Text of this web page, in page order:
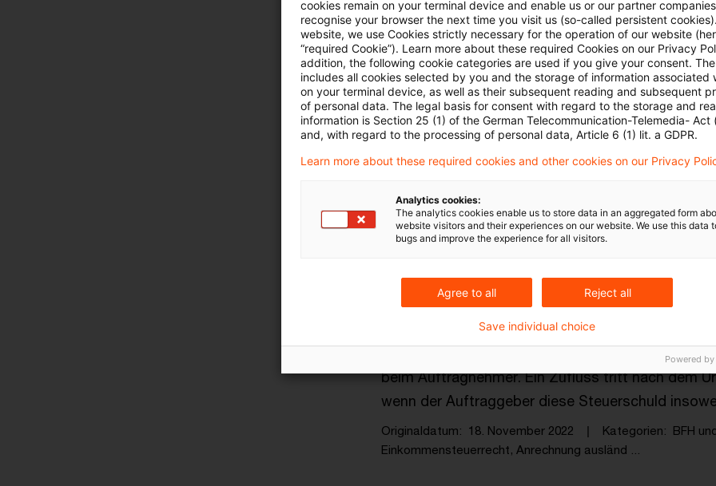
Update: Kein
Über das Ausland abgewickelte Goldgeschäfte
Einkünften führen und dem negativen
Finanzgericht Baden-Württemberg entschieden.
BFH und
Einkommensteuerrecht, Doppelbesteuerungs ...
Zufluss ausländischer Honorare
Der Einbehalt eines Teils des Honorars seitens
Quellensteuerschuld des Auftragnehmers führt
Überschussrechnung (noch) nicht zu einem
beim Auftragnehmer. Ein Zufluss tritt nach dem
wenn der Auftraggeber diese Steuerschuld
Originaldatum 18. November 2022 Kategorien BFH
Einkommensteuerrecht, Anrechnung ausländ ...
cookies remain on your terminal device and enable us or our partner
recognise your browser the next time you visit us (so-called persistent
website, we use Cookies strictly necessary for the operation of our website
“required Cookie”). Learn more about these required Cookies on our Privacy
addition, the following cookie categories are used if you give your consent.
includes all cookies selected by you and the storage of information associated
on your terminal device, as well as their subsequent reading and subsequent
of personal data. The legal basis for consent with regard to the storage and
information is Section 25 (1) of the German Telecommunication-Telemedia- Act
and, with regard to the processing of personal data, Article 6 (1) lit. a GDPR.
Learn more about these required cookies and other cookies on our Privacy
Analytics cookies:
The analytics cookies enable us to store data in an aggregated form
website visitors and their experiences on our website. We use this data
bugs and improve the experience for all visitors.
Agree to all Reject all
Save individual choice
Powered by